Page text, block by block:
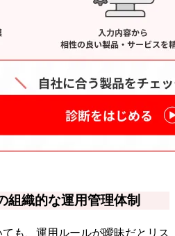
組織的な運用管理体制
も、運用ルールが曖昧だとリス